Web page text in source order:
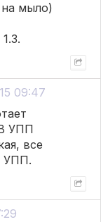
на мыло)
09:47
УПП
все
УПП.